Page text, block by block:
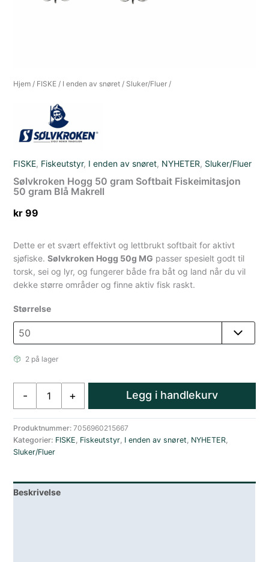
Hjem / FISKE / I enden av snøret / Sluker/Fluer /
FISKE, Fiskeutstyr, I enden av snøret, NYHETER, Sluker/Fluer
Sølvkroken Hogg 50 gram Softbait Fiskeimitasjon
50 gram Blå Makrell
kr 99
Dette er et svært effektivt og lettbrukt softbait for aktivt
sjøfiske.Sølvkroken Hogg 50g MG passer spesielt godt til
torsk, sei og lyr, og fungerer både fra båt og land når du vil
dekke større områder og finne aktiv fisk raskt.
Størrelse
2 på lager
-
gram
Softbait
Fiskeimitasjon
gram
Blå
+ Legg i handlekurv
Produktnummer:7056960215667
Kategorier: FISKE, Fiskeutstyr, I enden av snøret, NYHETER,
Sluker/Fluer
Beskrivelse